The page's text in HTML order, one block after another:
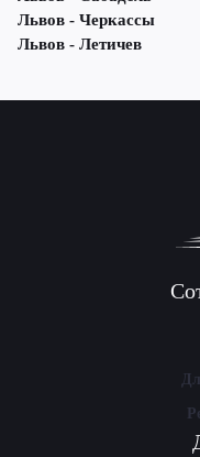
Львов - Черкассы
Львов - Летичeв